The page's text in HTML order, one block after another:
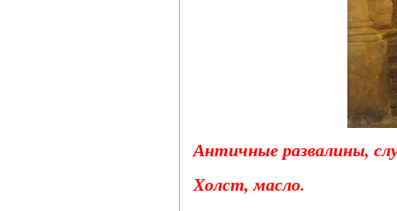
Античные развалины,
Холст, масло.